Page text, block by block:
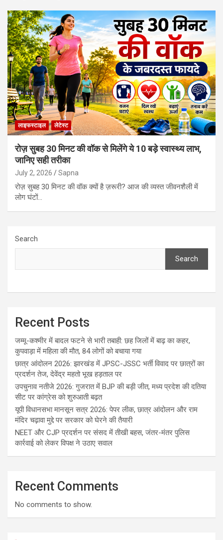
लाइफस्‍टाइल लेटेस्ट
रोज़ सुबह 30 मिनट की वॉक से मिलेंगे ये 10 बड़े स्वास्थ्य लाभ,
जानिए सही तरीका
July 2, 2026 Sapna
रोज़ सुबह 30 मिनट की वॉक क्यों है ज़रूरी? आज की व्यस्त जीवनशैली में
लोग घंटों…
Search
Search
Recent Posts
जम्मू-कश्मीर में बादल फटने से भारी तबाही: छह जिलों में बाढ़ का कहर,
कुपवाड़ा में महिला की मौत, 84 लोगों को बचाया गया
छात्र आंदोलन 2026: झारखंड में JPSC-JSSC भर्ती विवाद पर छात्रों का
प्रदर्शन तेज, देवेंद्र महतो भूख हड़ताल पर
उपचुनाव नतीजे 2026: गुजरात में BJP की बड़ी जीत, मध्य प्रदेश की दतिया
सीट पर कांग्रेस को शुरुआती बढ़त
यूपी विधानसभा मानसून सत्र 2026: पेपर लीक, छात्र आंदोलन और राम
मंदिर चढ़ावा मुद्दे पर सरकार को घेरने की तैयारी
NEET और CJP प्रदर्शन पर संसद में तीखी बहस, जंतर-मंतर पुलिस
कार्रवाई को लेकर विपक्ष ने उठाए सवाल
Recent Comments
No comments to show.